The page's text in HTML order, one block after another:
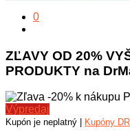
0
ZĽAVY OD 20%
PRODUKTY na
Výpredaj
Kupón je neplatný | Kupóny